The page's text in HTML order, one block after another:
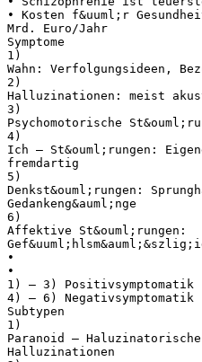
• Kosten f&uuml;r
Mrd. Euro/Jahr
Symptome
1)
Wahn: Verfolgungsideen,
2)
Halluzinationen: meist
3)
Psychomotorische
4)
Ich – St&ouml;rungen:
fremdartig
5)
Denkst&ouml;rungen:
Gedankeng&auml;nge
6)
Affektive St&ouml;rungen:
•
•
1) – 3) Positivsymptomatik
4) – 6) Negativsymptomatik
Subtypen
1)
Paranoid –
Halluzinationen